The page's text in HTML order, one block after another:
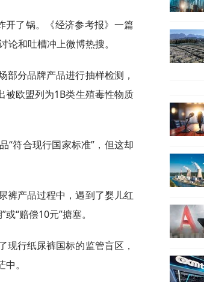
开了锅。《经济参考报》一篇
和吐槽冲上微博热搜。
分品牌产品进行抽样检测，
被欧盟列为1B类生殖毒性物质
“符合现行国家标准”，但这却
裤产品过程中，遇到了婴儿红
“赔偿10元”搪塞。
现行纸尿裤国标的监管盲区，
。